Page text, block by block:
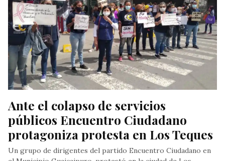
Ante el colapso de servicios
públicos Encuentro Ciudadano
protagoniza protesta en Los Teques
Un grupo de dirigentes del partido Encuentro Ciudadano en